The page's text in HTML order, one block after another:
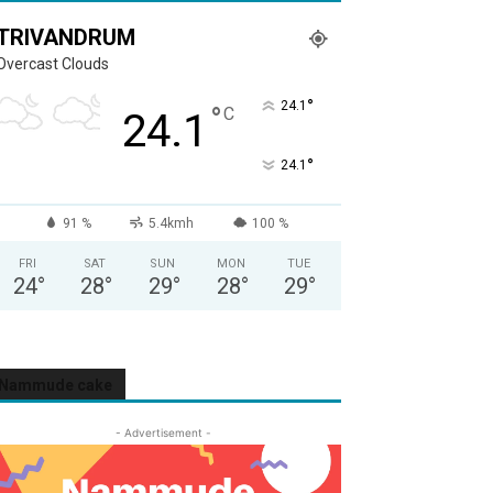
Clouds
24.1 °C 24.1 °
24.1 °
91 % 5.4kmh 100 %
FRI
24°
SAT
28°
SUN
29°
MON
28°
TUE
29°
- Advertisement -